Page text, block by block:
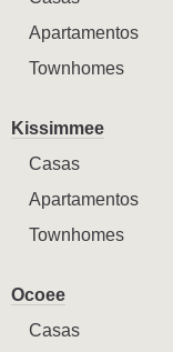
Apartamentos
Townhomes
Kissimmee
Casas
Apartamentos
Townhomes
Ocoee
Casas